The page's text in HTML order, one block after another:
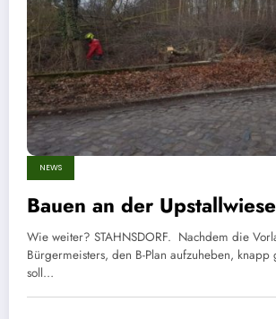
NEWS
Bauen an der Upstallwiese
Wie weiter? STAHNSDORF. Nachdem die
Bürgermeisters, den B-Plan aufzuheben, knapp
soll…